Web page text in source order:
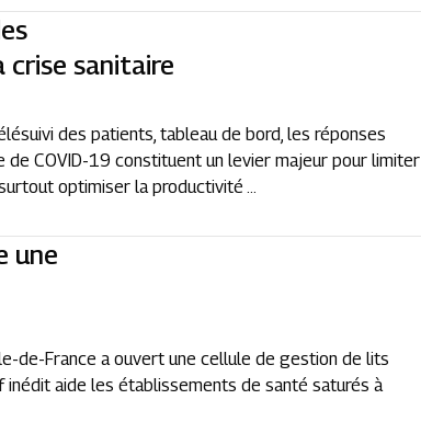
crise sanitaire
des patients, tableau de bord, les réponses
de COVID-19 constituent un levier majeur pour limiter
optimiser la productivité ...
une
de-France a ouvert une cellule de gestion de lits
aide les établissements de santé saturés à